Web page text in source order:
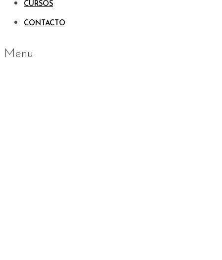
CURSOS
CONTACTO
Menu